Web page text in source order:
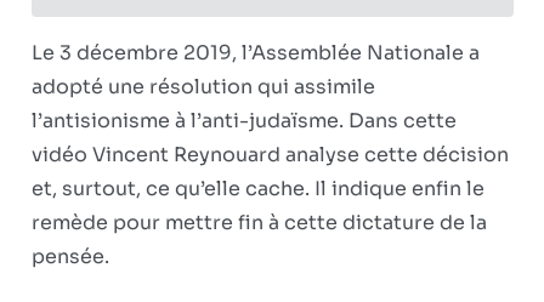
assimile
à
l’anti-
judaïsme
Le 3 décembre 2019, l’Assemblée Nationale a
adopté une résolution qui assimile
l’antisionisme à l’anti-judaïsme. Dans cette
vidéo Vincent Reynouard analyse cette décision
et, surtout, ce qu’elle cache. Il indique enfin le
remède pour mettre fin à cette dictature de la
pensée.